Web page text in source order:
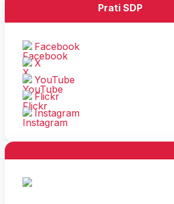
Prati SDP
Facebook
X
YouTube
Flickr
Instagram